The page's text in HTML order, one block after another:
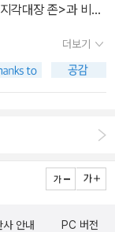
각대장 존>과 비슷
다 꾸짖으면 남의
에게 꼭 필요한 책
녘시어머니 건강
아버지 텃밭이 있어
더보기
사 안내 PC 버전